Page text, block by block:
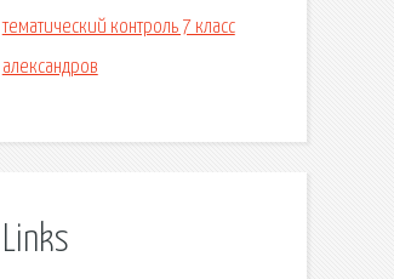
тематический контроль 7 класс
александров
Links